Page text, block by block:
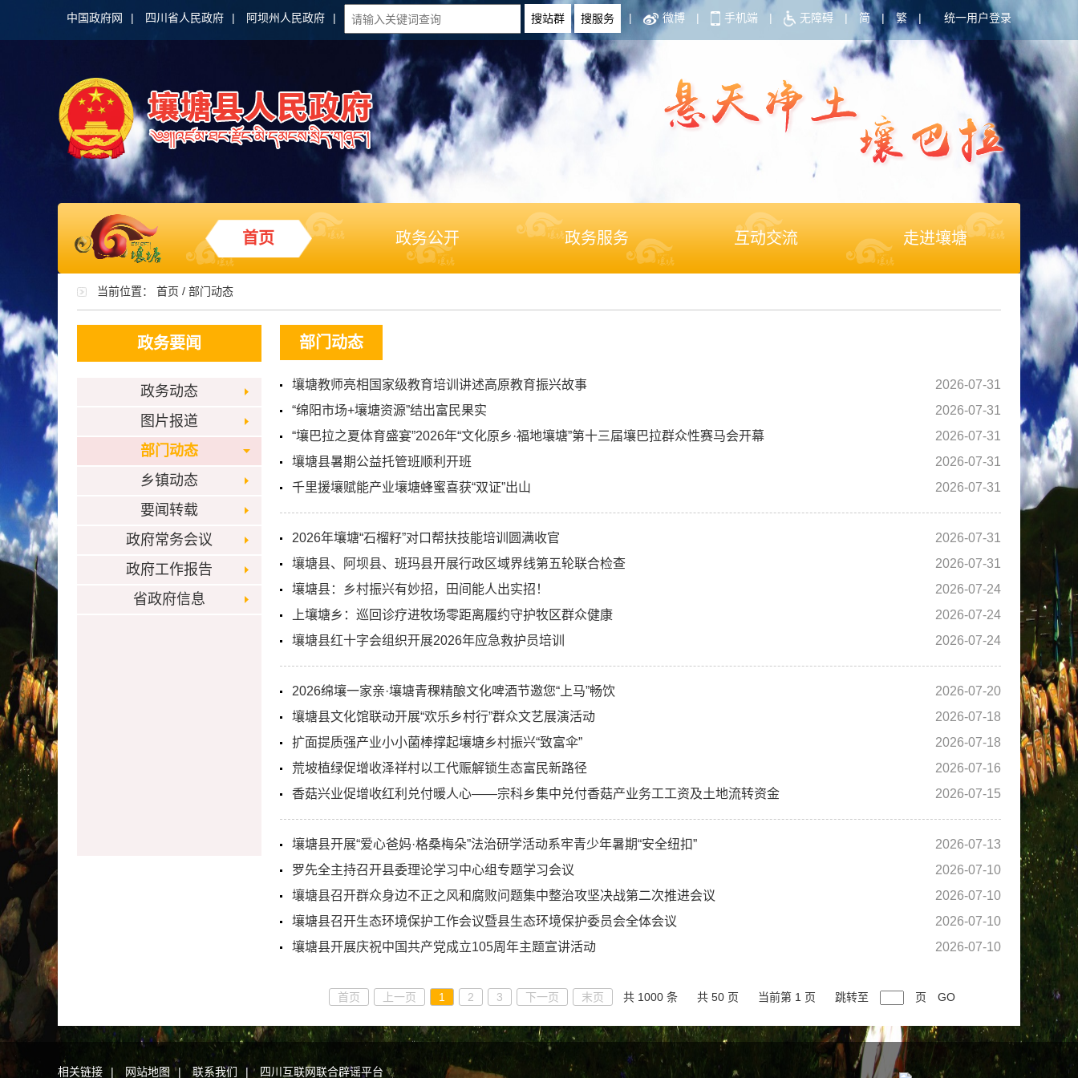
中国政府网 | 四川省人民政府 | 阿坝州人民政府 | | 微博 | 手机端 | 无障碍 | 简 | 繁 | 统一用户登录
首页 政务公开 政务服务 互动交流 走进壤塘
当前位置： 首页 / 部门动态
政务要闻
政务动态
图片报道
部门动态
乡镇动态
要闻转载
政府常务会议
政府工作报告
省政府信息
部门动态
壤塘教师亮相国家级教育培训讲述高原教育振兴故事
2026-07-31
“绵阳市场+壤塘资源”结出富民果实
2026-07-31
“壤巴拉之夏体育盛宴”2026年“文化原乡·福地壤塘”第十三届壤巴拉群众性赛马会开幕
2026-07-31
壤塘县暑期公益托管班顺利开班
2026-07-31
千里援壤赋能产业壤塘蜂蜜喜获“双证”出山
2026-07-31
2026年壤塘“石榴籽”对口帮扶技能培训圆满收官
2026-07-31
壤塘县、阿坝县、班玛县开展行政区域界线第五轮联合检查
2026-07-31
壤塘县：乡村振兴有妙招，田间能人出实招！
2026-07-24
上壤塘乡：巡回诊疗进牧场零距离履约守护牧区群众健康
2026-07-24
壤塘县红十字会组织开展2026年应急救护员培训
2026-07-24
2026绵壤一家亲·壤塘青稞精酿文化啤酒节邀您“上马”畅饮
2026-07-20
壤塘县文化馆联动开展“欢乐乡村行”群众文艺展演活动
2026-07-18
扩面提质强产业小小菌棒撑起壤塘乡村振兴“致富伞”
2026-07-18
荒坡植绿促增收泽祥村以工代赈解锁生态富民新路径
2026-07-16
香菇兴业促增收红利兑付暖人心——宗科乡集中兑付香菇产业务工工资及土地流转资金
2026-07-15
壤塘县开展“爱心爸妈·格桑梅朵”法治研学活动系牢青少年暑期“安全纽扣”
2026-07-13
罗先全主持召开县委理论学习中心组专题学习会议
2026-07-10
壤塘县召开群众身边不正之风和腐败问题集中整治攻坚决战第二次推进会议
2026-07-10
壤塘县召开生态环境保护工作会议暨县生态环境保护委员会全体会议
2026-07-10
壤塘县开展庆祝中国共产党成立105周年主题宣讲活动
2026-07-10
首页 上一页 1 2 3 下一页 末页 共 1000 条 共 50 页 当前第 1 页 跳转至 页 GO
相关链接 | 网站地图 | 联系我们 | 四川互联网联合辟谣平台